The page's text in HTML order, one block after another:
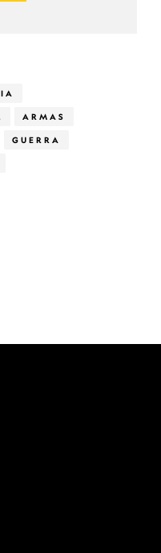
ARMAS
GUERRA